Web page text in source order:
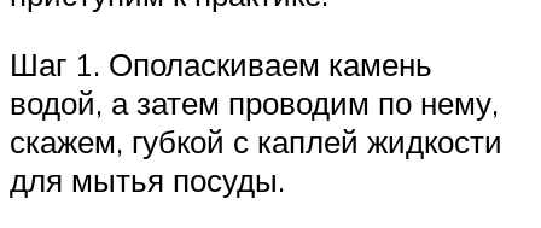
Шаг 1. Ополаскиваем камень
водой, а затем проводим по нему,
скажем, губкой с каплей жидкости
для мытья посуды.